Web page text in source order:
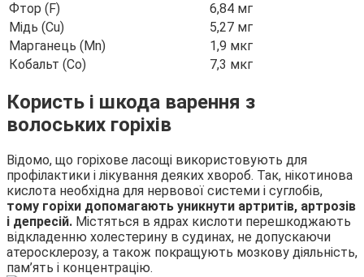
Фтор (F)
6,84 мг
Мідь (Cu)
5,27 мг
Марганець (Mn)
1,9 мкг
Кобальт (Co)
7,3 мкг
Користь і шкода варення з
волоських горіхів
Відомо, що горіхове ласощі використовують для
профілактики і лікування деяких хвороб. Так, нікотинова
кислота необхідна для нервової системи і суглобів,
тому горіхи допомагають уникнути артритів, артрозів
і депресій. Містяться в ядрах кислоти перешкоджають
відкладенню холестерину в судинах, не допускаючи
атеросклерозу, а також покращують мозкову діяльність,
пам’ять і концентрацію.